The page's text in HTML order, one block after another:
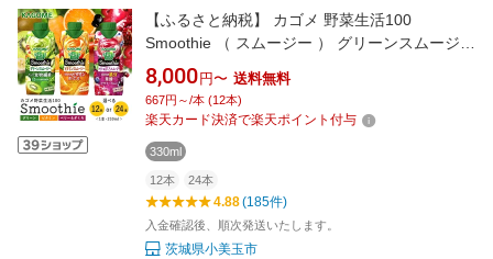
【ふるさと納税】 カゴメ 野菜生活100
Smoothie （ スムージー ） グリーンスムージー
ビタミンスムージー ベリー&ざくろスムージー
330ml 選べる 12本入 24本入 野菜生活 野菜ジ
ュース 青汁 紙パック 野菜生活スムージー ジュ
用
8,000 円〜 送料無料
667円～/本 (12本)
楽天カード決済で楽天ポイント付与
330ml
12本 24本
4.88(185件)
入金確認後、順次発送いたします。
茨城県小美玉市